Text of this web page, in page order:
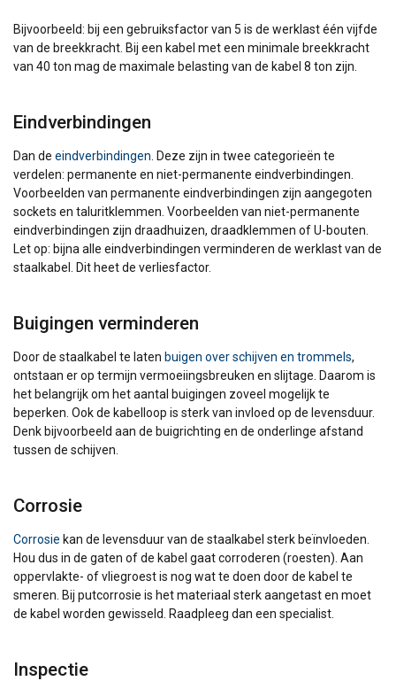
Bijvoorbeeld: bij een gebruiksfactor van 5 is de werklast één vijfde
van de breekkracht. Bij een kabel met een minimale breekkracht
van 40 ton mag de maximale belasting van de kabel 8 ton zijn.
Eindverbindingen
Dan de eindverbindingen . Deze zijn in twee categorieën te
verdelen: permanente en niet-permanente eindverbindingen.
Voorbeelden van permanente eindverbindingen zijn aangegoten
sockets en taluritklemmen. Voorbeelden van niet-permanente
eindverbindingen zijn draadhuizen, draadklemmen of U-bouten.
Let op: bijna alle eindverbindingen verminderen de werklast van de
staalkabel. Dit heet de verliesfactor.
Buigingen verminderen
Door de staalkabel te laten buigen over schijven en trommels,
ontstaan er op termijn vermoeiingsbreuken en slijtage. Daarom is
het belangrijk om het aantal buigingen zoveel mogelijk te
beperken. Ook de kabelloop is sterk van invloed op de levensduur.
Denk bijvoorbeeld aan de buigrichting en de onderlinge afstand
tussen de schijven.
Corrosie
Corrosie kan de levensduur van de staalkabel sterk beïnvloeden.
Hou dus in de gaten of de kabel gaat corroderen (roesten). Aan
oppervlakte- of vliegroest is nog wat te doen door de kabel te
smeren. Bij putcorrosie is het materiaal sterk aangetast en moet
de kabel worden gewisseld. Raadpleeg dan een specialist.
Inspectie